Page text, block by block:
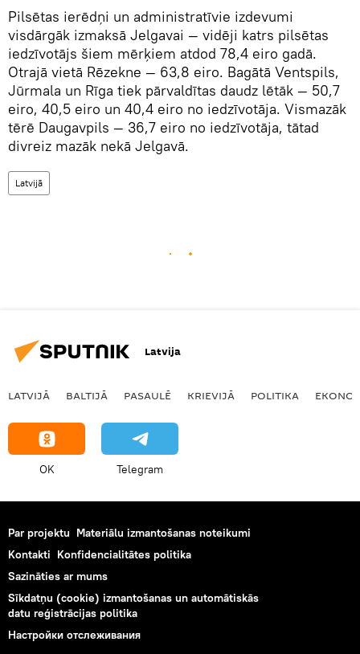
Pilsētas ierēdņi un administratīvie izdevumi
visdārgāk izmaksā Jelgavai — vidēji katrs pilsētas
iedzīvotājs šiem mērķiem atdod 78,4 eiro gadā.
Otrajā vietā Rēzekne — 63,8 eiro. Bagātā Ventspils,
Jūrmala un Rīga tiek pārvaldītas daudz lētāk — 50,7
eiro, 40,5 eiro un 40,4 eiro no iedzīvotāja. Vismazāk
tērē Daugavpils — 36,7 eiro no iedzīvotāja, tātad
divreiz mazāk nekā Jelgavā.
Latvijā
Latvija
LATVIJĀ BALTIJĀ PASAULĒ KRIEVIJĀ POLITIKA
OK Telegram
Par projektu Materiālu izmantošanas noteikumi
Kontakti Konfidencialitātes politika
Sazināties ar mums
Sīkdatņu (cookie) izmantošanas un automātiskās
datu reģistrācijas politika
Настройки отслеживания